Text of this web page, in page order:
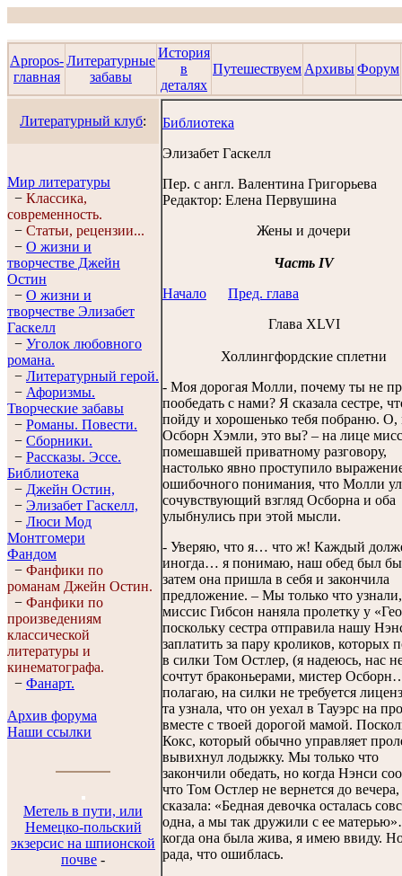
Apropos-
главная
Литературные
забавы
История
в
деталях
Путешествуем АрхивыФорум
Литературный клуб:
Мир литературы
− Классика,
современность.
− Статьи, рецензии...
− О жизни и
творчестве Джейн
Остин
− О жизни и
творчестве Элизабет
Гaскелл
− Уголок любовного
романа.
− Литературный герой.
− Афоризмы.
Творческие забавы
− Романы. Повести.
− Сборники.
− Рассказы. Эссe.
Библиотека
− Джейн Остин,
− Элизабет Гaскелл,
− Люси Мод
Монтгомери
Фандом
− Фанфики по
романам Джейн Остин.
− Фанфики по
произведениям
классической
литературы и
кинематографа.
− Фанарт.
Архив форума
Наши ссылки
Метель в пути, или
Немецко-польский
экзерсис на шпионской
почве -
Библиотека
Элизабет Гаскелл
Пер. с англ. Валентина Григорьева
Редактор: Елена Первушина
Жены и дочери
Часть IV
Начало
Пред. глава
Глава XLVI
Холлингфордские сплетни
- Моя дорогая Молли, почему ты не
пообедать с нами? Я сказала сестре,
пойду и хорошенько тебя побраню. О,
Осборн Хэмли, это вы? – на лице
помешавшей приватному разговору,
настолько явно проступило
ошибочного понимания, что Молли
сочувствующий взгляд Осборна и оба
улыбнулись при этой мысли.
- Уверяю, что я… что ж! Каждый
иногда… я понимаю, наш обед был
затем она пришла в себя и закончила
предложение. – Мы только что
миссис Гибсон наняла пролетку у
поскольку сестра отправила нашу
заплатить за пару кроликов, которых
в силки Том Остлер, (я надеюсь, нас
сочтут браконьерами, мистер
полагаю, на силки не требуется
та узнала, что он уехал в Тауэрс на
вместе с твоей дорогой мамой.
Кокс, который обычно управляет
вывихнул лодыжку. Мы только что
закончили обедать, но когда Нэнси
что Том Остлер не вернется до вечера,
сказала: «Бедная девочка осталась
одна, а мы так дружили с ее
когда она была жива, я имею ввиду.
рада, что ошиблась.